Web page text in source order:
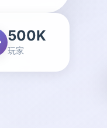
500K
玩家